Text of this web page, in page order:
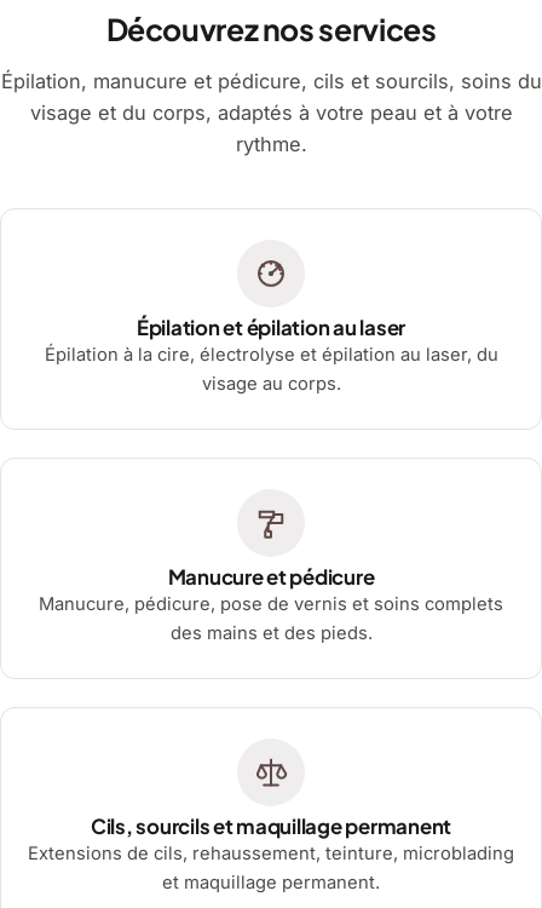
Découvrez nos services
Épilation, manucure et pédicure, cils et sourcils, soins du
visage et du corps, adaptés à votre peau et à votre
rythme.
Épilation et épilation au laser
Épilation à la cire, électrolyse et épilation au laser, du
visage au corps.
Manucure et pédicure
Manucure, pédicure, pose de vernis et soins complets
des mains et des pieds.
Cils, sourcils et maquillage permanent
Extensions de cils, rehaussement, teinture, microblading
et maquillage permanent.